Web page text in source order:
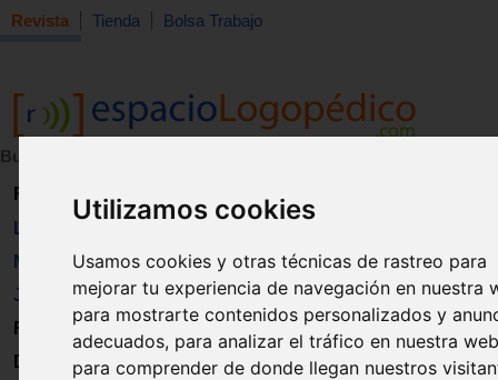
Utilizamos cookies
Usamos cookies y otras técnicas de rastreo para
mejorar tu experiencia de navegación en nuestra
para mostrarte contenidos personalizados y
adecuados, para analizar el tráfico en nuestra
para comprender de donde llegan nuestros
Revista Tienda Bolsa Trabajo
Buscar:
Revista
Libros
Material
Juguetes
Formación
Directorio